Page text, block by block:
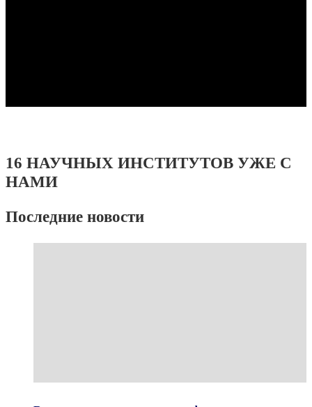
16 НАУЧНЫХ ИНСТИТУТОВ УЖЕ С
НАМИ
Последние новости